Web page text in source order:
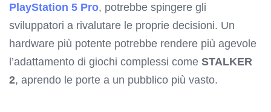
PlayStation 5 Pro, potrebbe spingere gli
sviluppatori a rivalutare le proprie decisioni. Un
hardware più potente potrebbe rendere più agevole
l’adattamento di giochi complessi come STALKER
2, aprendo le porte a un pubblico più vasto.